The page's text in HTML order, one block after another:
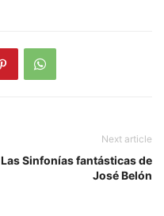
Next article
Las Sinfonías fantásticas de
José Belón